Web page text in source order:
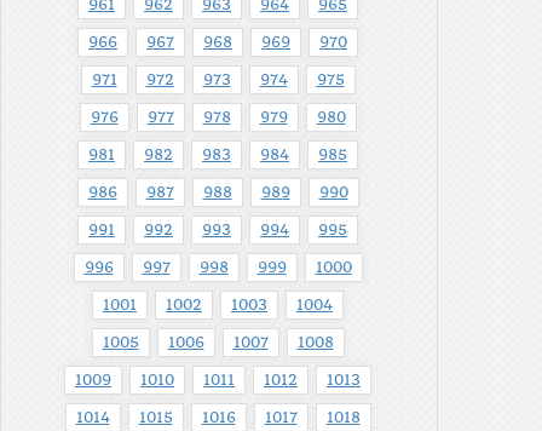
961 962 963 964 965
966 967 968 969 970
971 972 973 974 975
976 977 978 979 980
981 982 983 984 985
986 987 988 989 990
991 992 993 994 995
996 997 998 999 1000
1001 1002 1003 1004
1005 1006 1007 1008
1009 1010 1011 1012 1013
1014 1015 1016 1017 1018